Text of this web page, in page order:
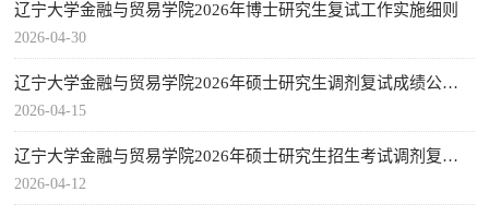
辽宁大学金融与贸易学院2026年博士研究生复试工作实施细则
2026-04-30
辽宁大学金融与贸易学院2026年硕士研究生调剂复试成绩公布（第二轮）
2026-04-15
辽宁大学金融与贸易学院2026年硕士研究生招生考试调剂复试考生名单（第二轮）
2026-04-12